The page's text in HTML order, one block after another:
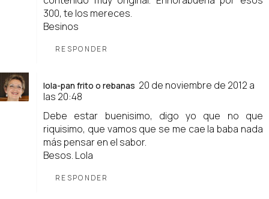
300, te los mereces.
Besinos
RESPONDER
lola-pan frito o rebanas 20 de noviembre de 2012 a
las 20:48
Debe estar buenisimo, digo yo que no que
riquisimo, que vamos que se me cae la baba nada
más pensar en el sabor.
Besos. Lola
RESPONDER